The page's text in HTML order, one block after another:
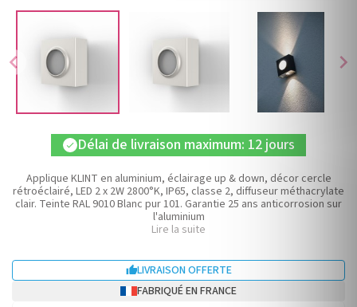
chevron_left chevron_right
check Délai de livraison maximum: 12 jours
Applique KLINT en aluminium, éclairage up & down, décor cercle
rétroéclairé, LED 2 x 2W 2800°K, IP65, classe 2, diffuseur méthacrylate
clair. Teinte RAL 9010 Blanc pur 101. Garantie 25 ans anticorrosion sur
l'aluminium
Lire la suite
LIVRAISON OFFERTE
FABRIQUÉ EN FRANCE